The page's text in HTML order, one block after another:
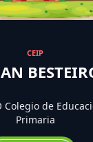
CEIP
Colegio de
Primaria